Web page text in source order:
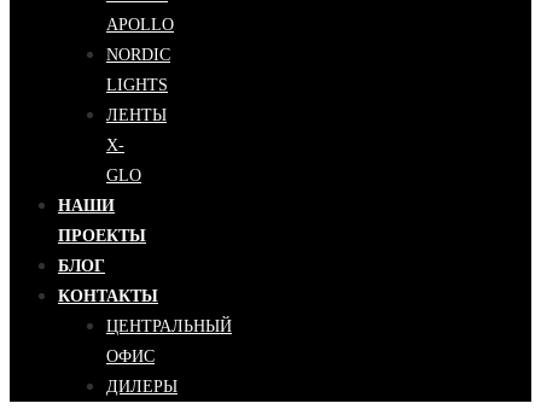
APOLLO
NORDIC
LIGHTS
ЛЕНТЫ
X-
GLO
НАШИ
ПРОЕКТЫ
БЛОГ
КОНТАКТЫ
ЦЕНТРАЛЬНЫЙ
ОФИС
ДИЛЕРЫ